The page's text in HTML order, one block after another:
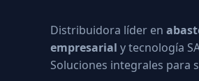
Distribuidora líder en
empresarial y tecnología
Soluciones integrales para